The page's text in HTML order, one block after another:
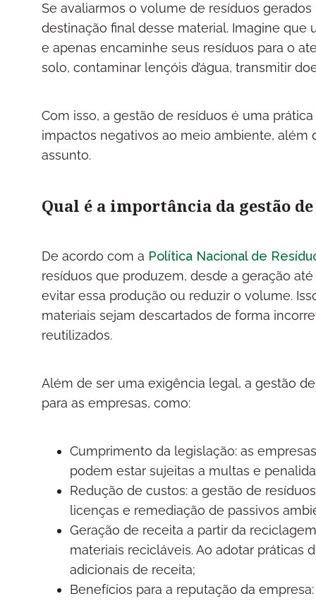
Se avaliarmos o volume de resíduos
destinação final desse material. Imagine
e apenas encaminhe seus resíduos para o
solo, contaminar lençóis d’água, transmitir
Com isso, a gestão de resíduos é uma
impactos negativos ao meio ambiente, além
assunto.
Qual é a importância da gestão
De acordo com a Política Nacional de
resíduos que produzem, desde a geração
evitar essa produção ou reduzir o volume.
materiais sejam descartados de forma
reutilizados.
Além de ser uma exigência legal, a gestão
para as empresas, como:
Cumprimento da legislação: as
podem estar sujeitas a multas e
Redução de custos: a gestão de
licenças e remediação de passivos
Geração de receita a partir da
materiais recicláveis. Ao adotar práticas
adicionais de receita;
Benefícios para a reputação da